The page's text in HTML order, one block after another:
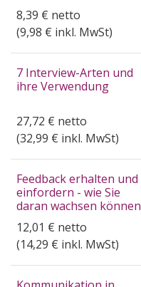
erfolgreichen Teams.
8,39 € netto
(9,98 € inkl. MwSt)
7 Interview-Arten und
ihre Verwendung
27,72 € netto
(32,99 € inkl. MwSt)
Feedback erhalten und
einfordern - wie Sie
daran wachsen können
12,01 € netto
(14,29 € inkl. MwSt)